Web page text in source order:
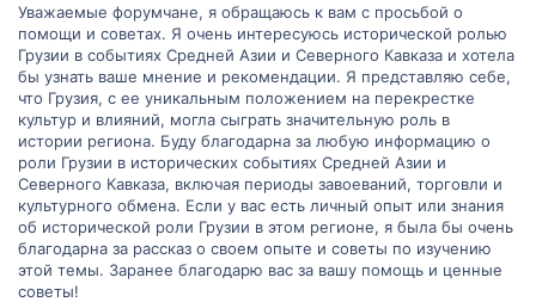
Уважаемые форумчане, я обращаюсь к вам с просьбой о
помощи и советах. Я очень интересуюсь исторической ролью
Грузии в событиях Средней Азии и Северного Кавказа и хотела
бы узнать ваше мнение и рекомендации. Я представляю себе,
что Грузия, с ее уникальным положением на перекрестке
культур и влияний, могла сыграть значительную роль в
истории региона. Буду благодарна за любую информацию о
роли Грузии в исторических событиях Средней Азии и
Северного Кавказа, включая периоды завоеваний, торговли и
культурного обмена. Если у вас есть личный опыт или знания
об исторической роли Грузии в этом регионе, я была бы очень
благодарна за рассказ о своем опыте и советы по изучению
этой темы. Заранее благодарю вас за вашу помощь и ценные
советы!